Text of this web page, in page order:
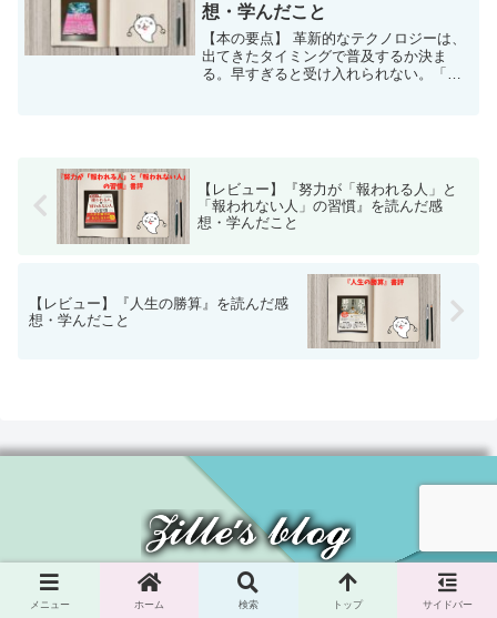
想・学んだこと
【本の要点】 革新的なテクノロジーは、
出てきたタイミングで普及するか決ま
る。早すぎると受け入れられない。「メ
【レビュー】『努力が「報われる人」と
「報われない人」の習慣』を読んだ感
想・学んだこと
【レビュー】『人生の勝算』を読んだ感
想・学んだこと
プライバシーポリシー
お問い合わせ
メニュー ホーム 検索 トップ サイドバー